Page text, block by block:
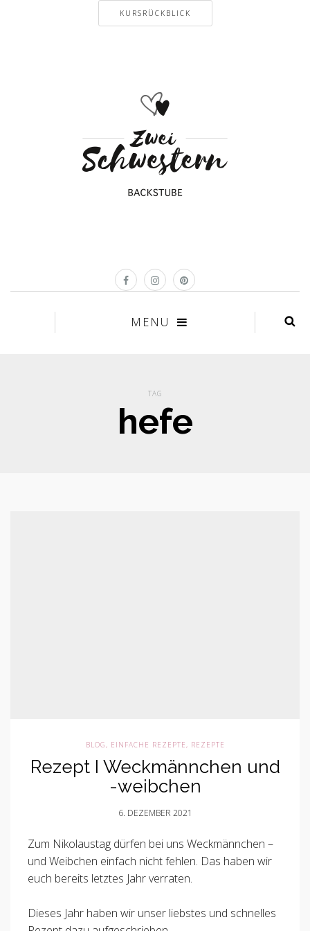
KURSRÜCKBLICK
MENU
TAG
hefe
BLOG, EINFACHE REZEPTE, REZEPTE
Rezept I Weckmännchen und
-weibchen
6. DEZEMBER 2021
Zum Nikolaustag dürfen bei uns Weckmännchen –
und Weibchen einfach nicht fehlen. Das haben wir
euch bereits letztes Jahr verraten.
Dieses Jahr haben wir unser liebstes und schnelles